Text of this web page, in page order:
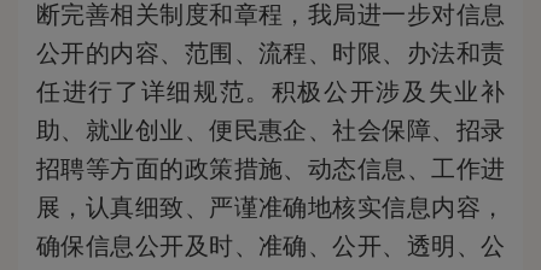
断完善相关制度和章程，我局进一步对信息
公开的内容、范围、流程、时限、办法和责
任进行了详细规范。积极公开涉及失业补
助、就业创业、便民惠企、社会保障、招录
招聘等方面的政策措施、动态信息、工作进
展，认真细致、严谨准确地核实信息内容，
确保信息公开及时、准确、公开、透明、公